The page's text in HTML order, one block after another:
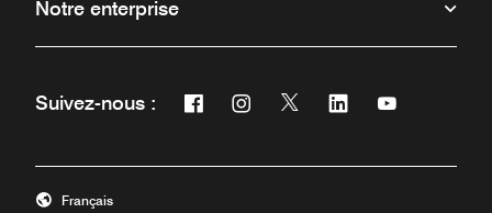
Notre enterprise
Suivez-nous : Facebook
Ouvre une nouvelle fenêtre
Instagram
Ouvre une nouvelle fenêtre
Twitter
Ouvre une nouvelle
Linkedin
Ouvre uneOuvre une
Français